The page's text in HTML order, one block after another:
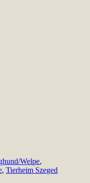
Welpe,
, Tierheim Szeged